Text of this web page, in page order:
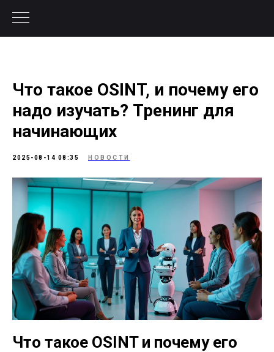
Что такое OSINT, и почему его
надо изучать? Тренинг для
начинающих
2025-08-14 08:35 НОВОСТИ
Что такое OSINT и почему его